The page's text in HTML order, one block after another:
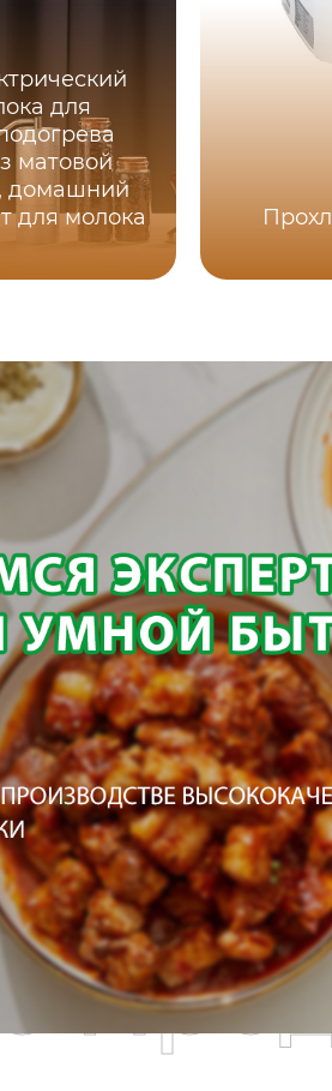
для
матовой
домашний
для молока